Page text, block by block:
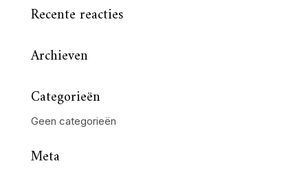
Recente reacties
Archieven
Categorieën
Geen categorieën
Meta